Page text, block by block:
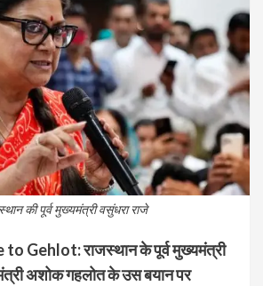
की पूर्व मुख्यमंत्री वसुंधरा राजे
Gehlot: राजस्थान के पूर्व मुख्यमंत्री
अशोक गहलोत के उस बयान पर